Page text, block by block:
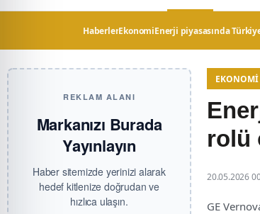
HaberlerEkonomiEnerji piyasasında
REKLAM ALANI
Markanızı Burada
Yayınlayın
Haber sitemizde yerinizi alarak
hedef kitlenize doğrudan ve
hızlıca ulaşın.
EKONOMI
rolü
20.05.2026
GE